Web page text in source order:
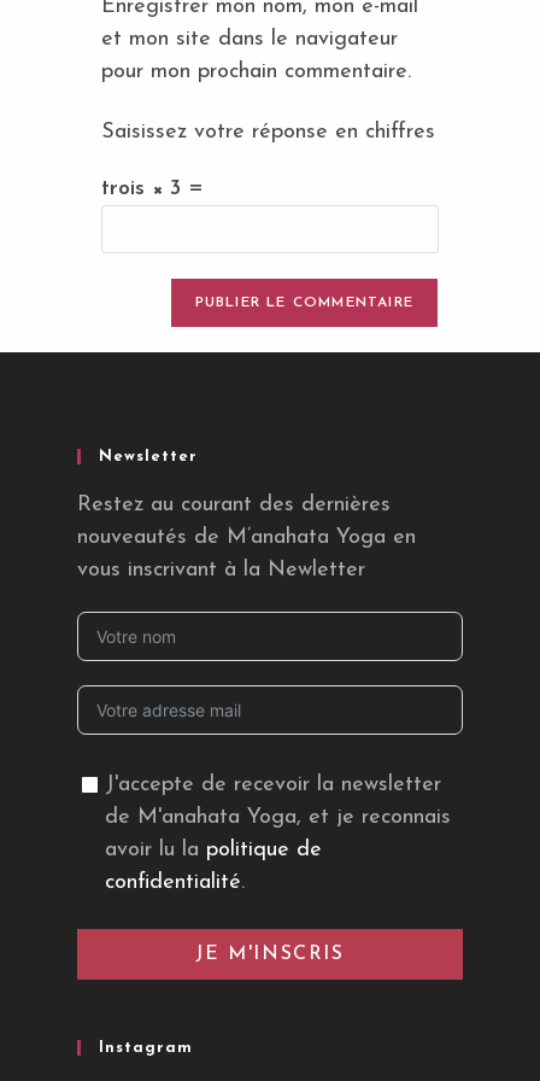
Enregistrer mon nom, mon e-mail
et mon site dans le navigateur
pour mon prochain commentaire.
Saisissez votre réponse en chiffres
trois × 3 =
Newsletter
Restez au courant des dernières
nouveautés de M’anahata Yoga en
vous inscrivant à la Newletter
J'accepte de recevoir la newsletter
de M'anahata Yoga, et je reconnais
avoir lu la politique de
confidentialité.
JE M'INSCRIS
Instagram